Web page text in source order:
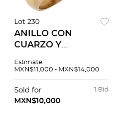
Lot 230
ANILLO CON
CUARZO Y
AMARILLO DE 8K.
corte oval ~9.0 ct y
diamantes corte 8x8
Estimate
MXN$11,000 - MXN$14,000
1 Bid
Sold for
MXN$10,000